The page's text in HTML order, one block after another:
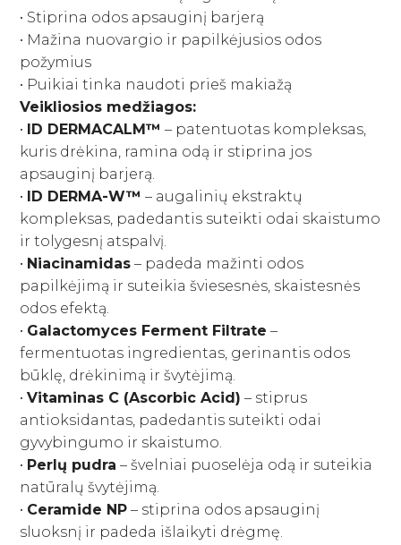
Paakių kremai ir serumai
Paakių kaukės
Kaklo kremai
Veido kremai
Lūpų priežiūra
Veido priežiūros aparatai
Apsauga nuo saulės veidui
Savaiminio įdegio priemonės veidui
Savaiminio įdegio priemonės kūnui
Anticeliulitinės priemonės
Natūralūs dezodorantai
Vonios druskos
Apsauga nuo saulės kūnui
Skaistalai
Akių pieštukai
Blakstienoms (tušai, serumai)
Antakių pieštukai
Lūpų pieštukai
Lūpoms (lūpų dažai, blizgiai)
Makiažo šepetėliai
Makiažo rinkiniai
Plaukų kondicionieriai
Plaukų kaukės ir ampulės
Plaukų kremai
Nenuskalaujami kondicionieriai
Plaukų serumai ir aliejai
Apsauga nuo karščio
Plaukų formavimo priemonės
Plaukų šepečiai
Rinkiniai su nuolaida
Sportinės Liemenelės
Sijonai
Šortai
Kojinės
Tamprės
Rinkiniai
Namams
Kvepalai
Papildai
Pasiūlymai
Prekiniai ženklai
Dovanų kuponai
VISOS PREKĖS
• Stiprina odos apsauginį barjerą
• Mažina nuovargio ir papilkėjusios odos
požymius
• Puikiai tinka naudoti prieš makiažą
Veikliosios medžiagos:
• ID DERMACALM™ – patentuotas kompleksas,
kuris drėkina, ramina odą ir stiprina jos
apsauginį barjerą.
• ID DERMA-W™ – augalinių ekstraktų
kompleksas, padedantis suteikti odai skaistumo
ir tolygesnį atspalvį.
• Niacinamidas – padeda mažinti odos
papilkėjimą ir suteikia šviesesnės, skaistesnės
odos efektą.
• Galactomyces Ferment Filtrate –
fermentuotas ingredientas, gerinantis odos
būklę, drėkinimą ir švytėjimą.
•Vitaminas C (Ascorbic Acid) – stiprus
antioksidantas, padedantis suteikti odai
gyvybingumo ir skaistumo.
• Perlų pudra – švelniai puoselėja odą ir suteikia
natūralų švytėjimą.
• Ceramide NP – stiprina odos apsauginį
sluoksnį ir padeda išlaikyti drėgmę.